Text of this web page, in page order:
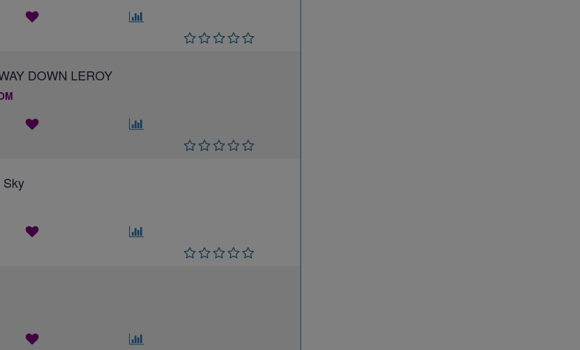
DOWN LEROY
Sky